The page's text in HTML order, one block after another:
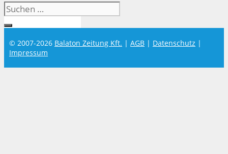
Suchen
nach:
© 2007-2026 Balaton Zeitung Kft. | AGB | Datenschutz |
Impressum